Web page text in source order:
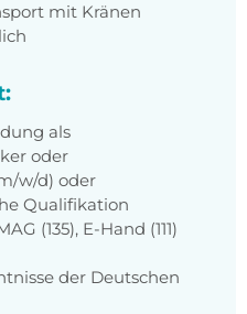
mit Kränen
als
oder
w/d) oder
Qualifikation
(135), E-Hand (111)
der Deutschen